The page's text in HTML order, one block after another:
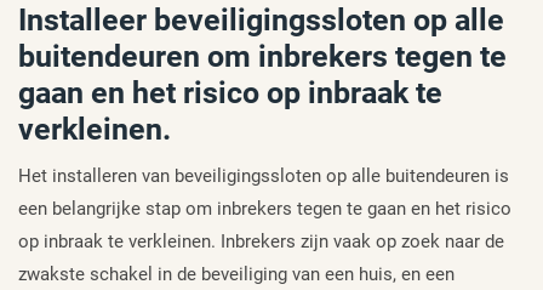
Installeer beveiligingssloten op alle
buitendeuren om inbrekers tegen te
gaan en het risico op inbraak te
verkleinen.
Het installeren van beveiligingssloten op alle buitendeuren is
een belangrijke stap om inbrekers tegen te gaan en het risico
op inbraak te verkleinen. Inbrekers zijn vaak op zoek naar de
zwakste schakel in de beveiliging van een huis, en een